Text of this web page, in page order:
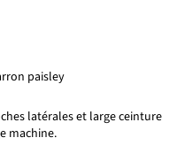
paisley
latérales et large ceinture
machine.